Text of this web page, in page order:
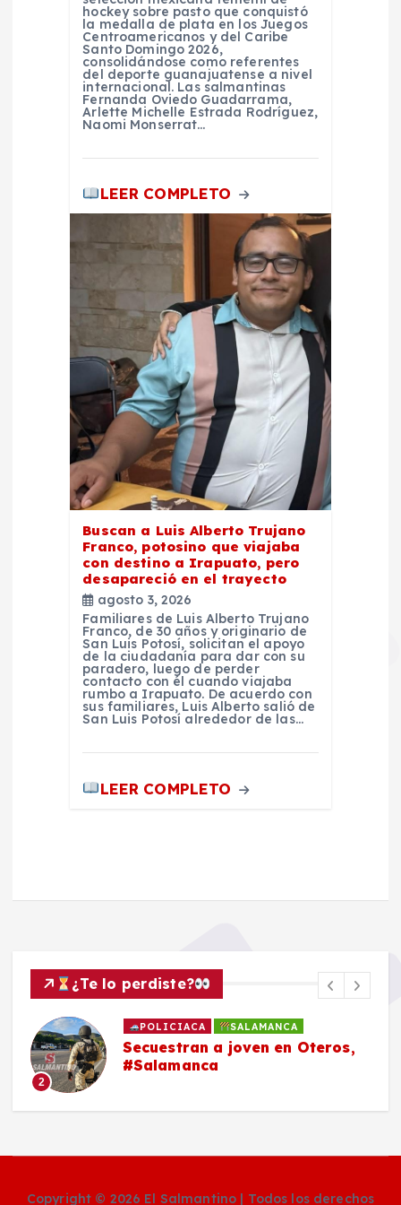
hockey sobre pasto que conquistó
la medalla de plata en los Juegos
Centroamericanos y del Caribe
Santo Domingo 2026,
consolidándose como referentes
del deporte guanajuatense a nivel
internacional. Las salmantinas
Fernanda Oviedo Guadarrama,
Arlette Michelle Estrada Rodríguez,
Naomi Monserrat…
LEER COMPLETO
Buscan a Luis Alberto Trujano
Franco, potosino que viajaba
con destino a Irapuato, pero
desapareció en el trayecto
agosto 3, 2026
Familiares de Luis Alberto Trujano
Franco, de 30 años y originario de
San Luis Potosí, solicitan el apoyo
de la ciudadanía para dar con su
paradero, luego de perder
contacto con él cuando viajaba
rumbo a Irapuato. De acuerdo con
sus familiares, Luis Alberto salió de
San Luis Potosí alrededor de las…
LEER COMPLETO
¿Te lo perdiste?
2
POLICIACA SALAMANCA
Secuestran a joven en Oteros,
#Salamanca
Copyright © 2026 El Salmantino | Todos los derechos